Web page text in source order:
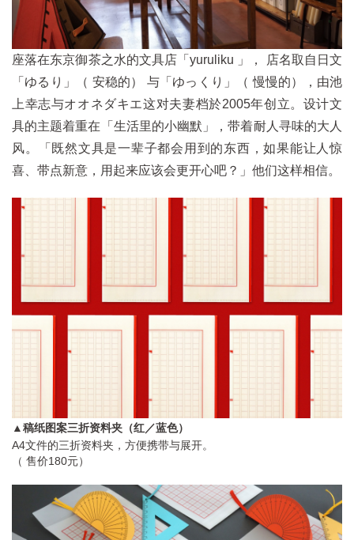
座落在东京御茶之水的文具店「yuruliku 」， 店名取自日文
「ゆるり」（ 安稳的） 与「ゆっくり」（ 慢慢的），由池
上幸志与オオネダキエ这对夫妻档於2005年创立。设计文
具的主题着重在「生活里的小幽默」，带着耐人寻味的大人
风。「既然文具是一辈子都会用到的东西，如果能让人惊
喜、带点新意，用起来应该会更开心吧？」他们这样相信。
▲稿纸图案三折资料夹（红／蓝色）
A4文件的三折资料夹，方便携带与展开。
（ 售价180元）